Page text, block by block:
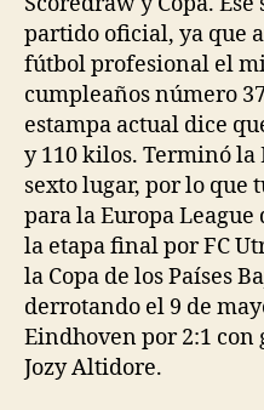
partido oficial, ya que
fútbol profesional el
cumpleaños número
estampa actual dice
y 110 kilos. Terminó la
sexto lugar, por lo que
para la Europa
la etapa final por FC
la Copa de los Países
derrotando el 9 de
Eindhoven por 2:1 con
Jozy Altidore.